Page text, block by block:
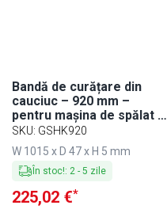
Bandă de curățare din
cauciuc – 920 mm –
pentru mașina de spălat și
aspirat cu șofer la bord
BRMHK4300
SKU: GSHK920
W 1015 x D 47 x H 5 mm
În stoc!: 2- 5 zile
225,02 €*